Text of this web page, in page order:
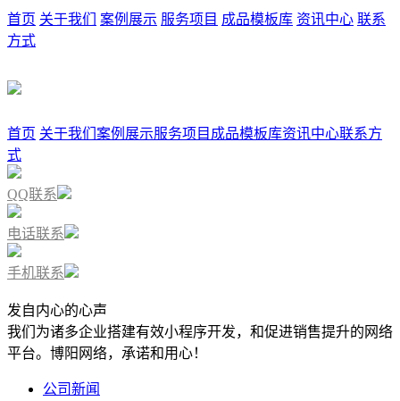
首页 关于我们 案例展示 服务项目 成品模板库 资讯中心 联系
方式
首页 关于我们 案例展示服务项目 成品模板库资讯中心联系方
式
QQ联系
电话联系
手机联系
发自内心的心声
我们为诸多企业搭建有效小程序开发，和促进销售提升的网络
平台。博阳网络，承诺和用心！
公司新闻